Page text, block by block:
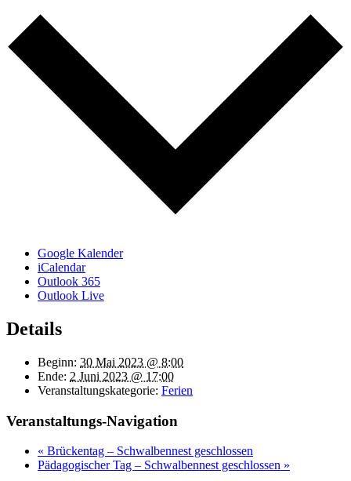
Google Kalender
iCalendar
Outlook 365
Outlook Live
Details
Beginn: 30 Mai 2023 @ 8:00
Ende: 2 Juni 2023 @ 17:00
Veranstaltungskategorie: Ferien
Veranstaltungs-Navigation
« Brückentag – Schwalbennest geschlossen
Pädagogischer Tag – Schwalbennest geschlossen »